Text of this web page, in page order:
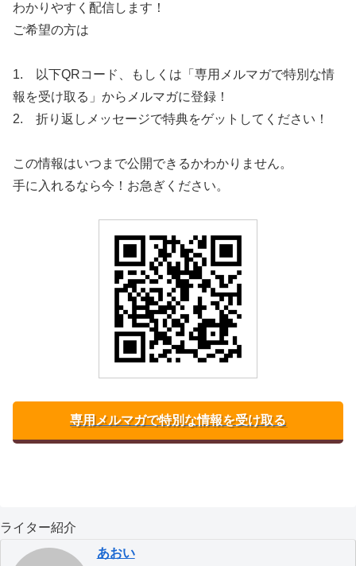
わかりやすく配信します！
ご希望の方は
1. 以下QRコード、もしくは「専用メルマガで特別な情
報を受け取る」からメルマガに登録！
2. 折り返しメッセージで特典をゲットしてください！
この情報はいつまで公開できるかわかりません。
手に入れるなら今！お急ぎください。
専用メルマガで特別な情報を受け取る
ライター紹介
あおい